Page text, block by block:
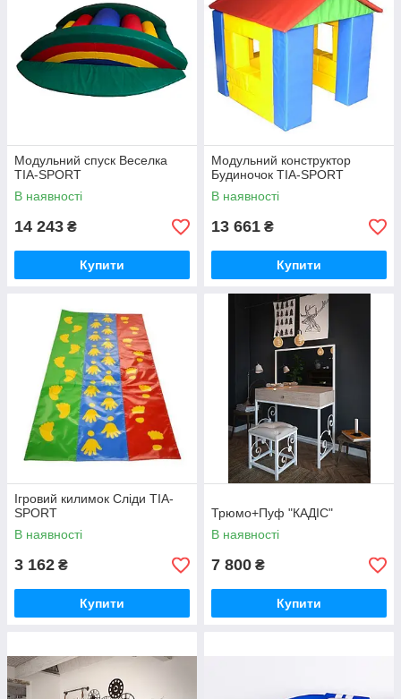
Модульний спуск Веселка
TIA-SPORT
В наявності
14 243 ₴
Купити
Модульний конструктор
Будиночок TIA-SPORT
В наявності
13 661 ₴
Купити
Ігровий килимок Сліди TIA-
SPORT
В наявності
3 162 ₴
Купити
Трюмо+Пуф "КАДІС"
В наявності
7 800 ₴
Купити